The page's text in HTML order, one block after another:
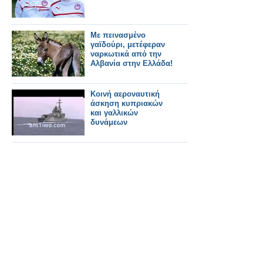
Με πεινασμένο
γαϊδούρι, μετέφεραν
ναρκωτικά από την
Αλβανία στην Ελλάδα!
Κοινή αεροναυτική
άσκηση κυπριακών
και γαλλικών
δυνάμεων